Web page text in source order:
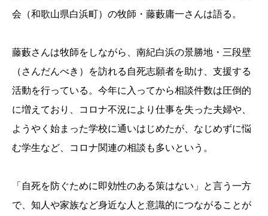
会（和歌山県白浜町）の牧師・藤藪庸一さんは語る。
藤藪さんは牧師をしながら、南紀白浜の景勝地・三段壁
（さんだんべき）を訪れる自死志願者を助け、支援する
活動を行っている。今年に入ってから相談件数は圧倒的
に増えており、コロナ不況により仕事を失った夫婦や、
ようやく始まった学校に通いはじめたが、なじめずに悩
む学生など、コロナ関連の相談も多いという。
「自死を防ぐために即効性のある策はない」と言う一方
で、知人や家族など身近な人と意識的につながることが